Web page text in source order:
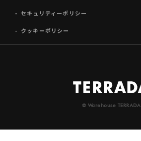
セキュリティーポリシー
クッキーポリシー
© Warehouse TERRADA